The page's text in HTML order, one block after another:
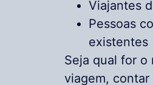
Viajantes
Pessoas
existentes
Seja qual for o
viagem,